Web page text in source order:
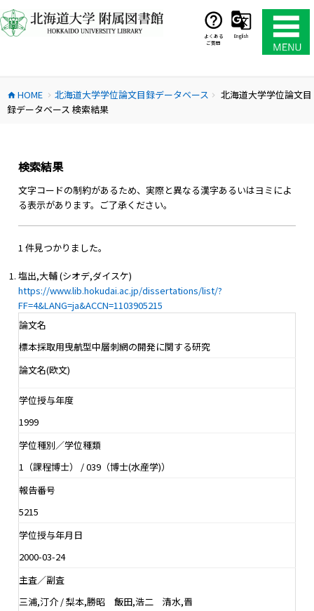
ン
テ
ス
キ
よくある
ご質問
English
home HOME chevron_right 北海道大学学位論文目録データベース chevron_right
北海道大学学位論文目
録データベース 検索結果
検索結果
文字コードの制約があるため、実際と異なる漢字あるいはヨミによ
る表示があります。ご了承ください。
1 件見つかりました。
塩出,大輔 (シオデ,ダイスケ)
https://www.lib.hokudai.ac.jp/dissertations/list/?
FF=4&LANG=ja&ACCN=1103905215
論文名
標本採取用曳航型中層刺網の開発に関する研究
論文名(欧文)
学位授与年度
1999
学位種別／学位種類
1（課程博士） / 039（博士(水産学)）
報告番号
5215
学位授与年月日
2000-03-24
主査／副査
三浦,汀介 / 梨本,勝昭 飯田,浩二 清水,晋